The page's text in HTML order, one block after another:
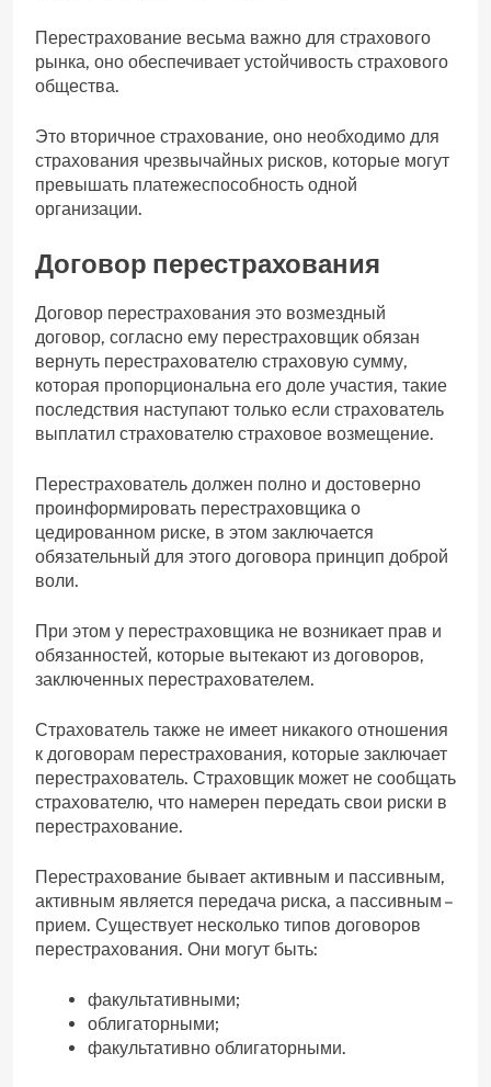
Перестрахование весьма важно для страхового
рынка, оно обеспечивает устойчивость страхового
общества.
Это вторичное страхование, оно необходимо для
страхования чрезвычайных рисков, которые могут
превышать платежеспособность одной
организации.
Договор перестрахования
Договор перестрахования это возмездный
договор, согласно ему перестраховщик обязан
вернуть перестрахователю страховую сумму,
которая пропорциональна его доле участия, такие
последствия наступают только если страхователь
выплатил страхователю страховое возмещение.
Перестрахователь должен полно и достоверно
проинформировать перестраховщика о
цедированном риске, в этом заключается
обязательный для этого договора принцип доброй
воли.
При этом у перестраховщика не возникает прав и
обязанностей, которые вытекают из договоров,
заключенных перестрахователем.
Страхователь также не имеет никакого отношения
к договорам перестрахования, которые заключает
перестрахователь. Страховщик может не сообщать
страхователю, что намерен передать свои риски в
перестрахование.
Перестрахование бывает активным и пассивным,
активным является передача риска, а пассивным –
прием. Существует несколько типов договоров
перестрахования. Они могут быть:
факультативными;
облигаторными;
факультативно облигаторными.